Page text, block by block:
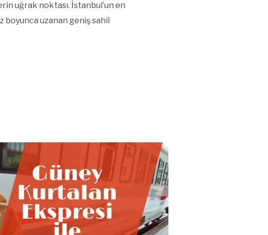
uğrak noktası. İstanbul’un en
boyunca uzanan geniş sahil